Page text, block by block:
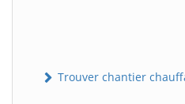
Trouver chantier